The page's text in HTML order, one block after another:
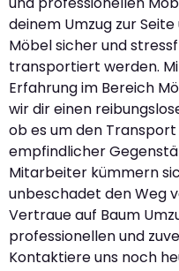
deinem Umzug zur
Möbel sicher und
transportiert werden.
Erfahrung im Bereich
wir dir einen
ob es um den
empfindlicher
Mitarbeiter kümmern
unbeschadet den Weg
Vertraue auf Baum
professionellen und
Kontaktiere uns noch